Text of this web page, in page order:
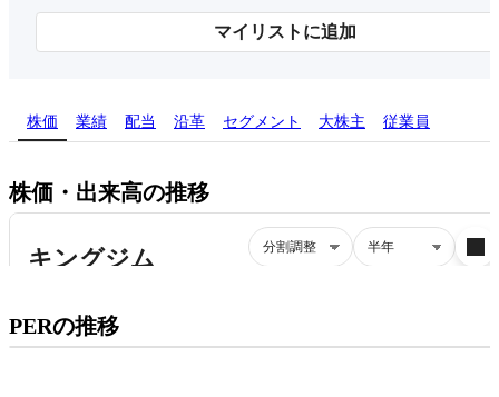
マイリストに追加
株価 業績 配当 沿革 セグメント 大株主 従業員
株価・出来高の推移
PERの推移プレミアム会員にご登録いただくと、
PERの推移にアクセスできます。